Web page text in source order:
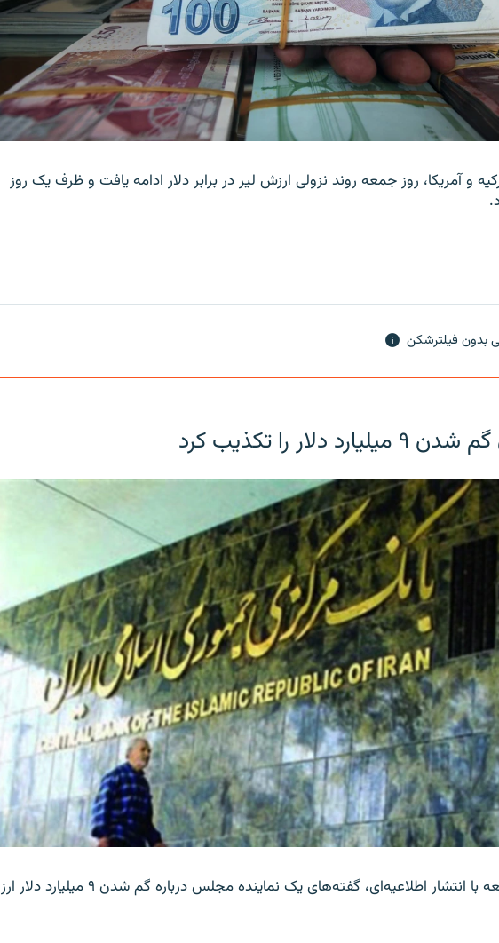
و آمریکا، روز جمعه روند نزولی ارزش لیر در برابر دلار ادامه یافت و ظرف یک روز
بدون فیلترشکن
را تکذیب کرد
بانک مرکزی ایران روز جمعه با انتشار اطلاعیه‌ای، گفته‌های یک نماینده مجلس درباره گم شدن ۹ میلیارد دلار ارز